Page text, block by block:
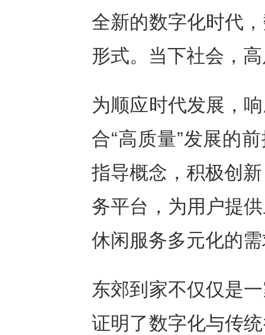
全新的数字化时代
形式。当下社会，
为顺应时代发展，
合“高质量”发展的
指导概念，积极创
务平台，为用户提
休闲服务多元化的
东郊到家不仅仅是
证明了数字化与传